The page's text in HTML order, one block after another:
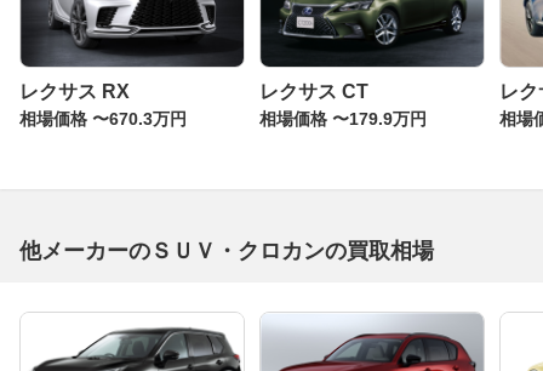
レクサス RX
相場価格 〜670.3万円
レクサス CT
相場価格 〜179.9万円
レ
相場
他メーカーのＳＵＶ・クロカンの買取相場